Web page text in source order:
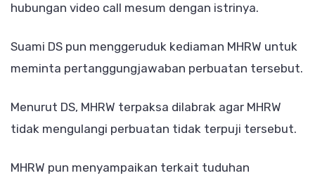
hubungan video call mesum dengan istrinya.
Suami DS pun menggeruduk kediaman MHRW untuk
meminta pertanggungjawaban perbuatan tersebut.
Menurut DS, MHRW terpaksa dilabrak agar MHRW
tidak mengulangi perbuatan tidak terpuji tersebut.
MHRW pun menyampaikan terkait tuduhan